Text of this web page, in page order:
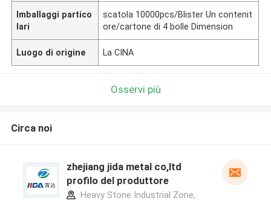
Imballaggi partico
lari
scatola 10000pcs/Blister Un contenit
ore/cartone di 4 bolle Dimension
Luogo di origine La CINA
Osservi più
Circa noi
zhejiang jida metal co,ltd
profilo del produttore
Heavy Stone Industrial Zone,